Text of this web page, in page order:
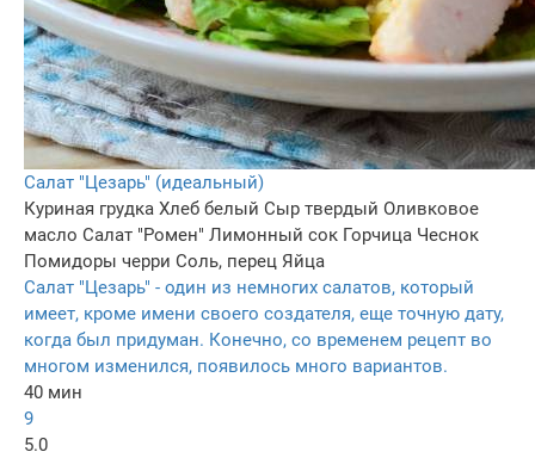
Салат "Цезарь" (идеальный)
Куриная грудка Хлеб белый Сыр твердый Оливковое
масло Салат "Ромен" Лимонный сок Горчица Чеснок
Помидоры черри Соль, перец Яйца
Салат "Цезарь" - один из немногих салатов, который
имеет, кроме имени своего создателя, еще точную дату,
когда был придуман. Конечно, со временем рецепт во
многом изменился, появилось много вариантов.
40 мин
9
5.0